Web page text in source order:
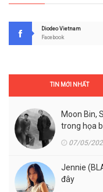
Diodeo Vietnam
Facebook
TIN MỚI NHẤT
Moon Bin,
trong họa
07/05/
Jennie
đây